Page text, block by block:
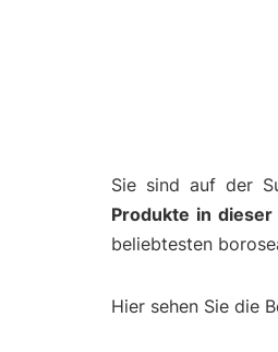
Sie sind auf der
Produkte in dieser
beliebtesten
Hier sehen Sie die